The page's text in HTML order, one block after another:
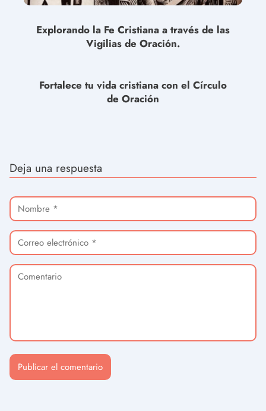
Explorando la Fe Cristiana a través de las
Vigilias de Oración.
Fortalece tu vida cristiana con el Círculo
de Oración
Deja una respuesta